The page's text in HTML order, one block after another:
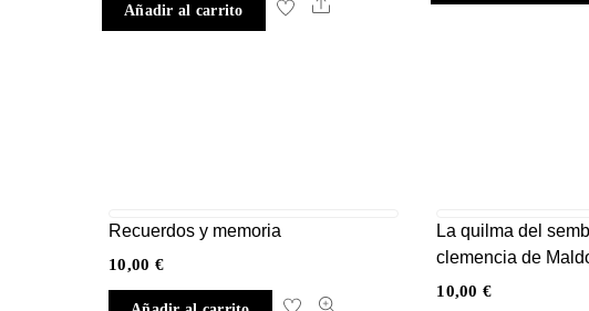
Añadir al carrito
Recuerdos y memoria
10,00 €
La quilma del
clemencia de
10,00€